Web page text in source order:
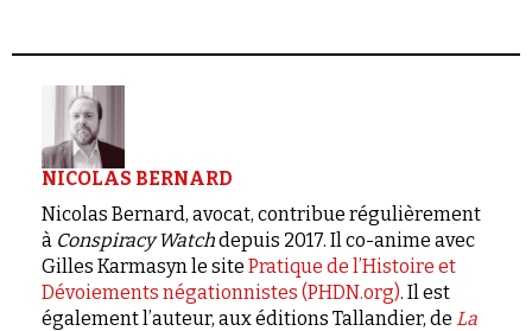
NICOLAS BERNARD
Nicolas Bernard, avocat, contribue régulièrement
à Conspiracy Watchdepuis 2017. Il co-anime avec
Gilles Karmasyn le site Pratique de l’Histoire et
Dévoiements négationnistes (PHDN.org). Il est
également l’auteur, aux éditions Tallandier, de La